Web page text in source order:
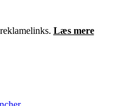
Læs mere